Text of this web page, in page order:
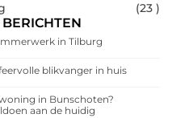
(23 )
in Tilburg
blikvanger in huis
in Bunschoten?
aan de huidig